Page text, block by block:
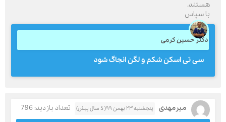
هستند.
با سپاس
دکتر حسین کرمی
سی تی اسکن شکم و لگن انجاگ شود
میرمهدی پنجشنبه ۲۳ بهمن ۹۹( 5 سال پیش)
تعداد بازدید: 796